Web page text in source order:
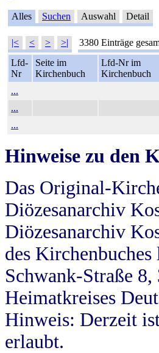
Alles Suchen Auswahl Detail
|< < > >| 3380 Einträge
Lfd-
Nr
Seite im
Kirchenbuch
Lfd-Nr im
Kirchenbuch
...
...
...
Hinweise zu den
Das Original-
Diözesanarchiv
Diözesanarchiv
des
Schwank-Straße
Heimatkreises
Hinweis: Derzeit
erlaubt.